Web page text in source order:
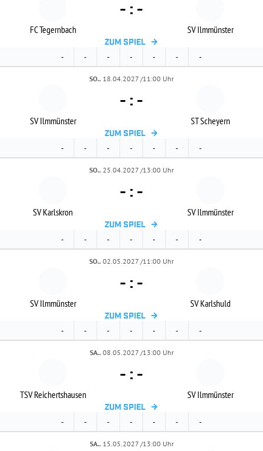
FC Tegernbach
- : -
SV Ilmmünster
ZUM SPIEL
- - - - - - -
SO.. 18.04.2027 /11:00 Uhr
SV Ilmmünster
- : -
ST Scheyern
ZUM SPIEL
- - - - - - -
SO.. 25.04.2027 /13:00 Uhr
SV Karlskron
- : -
SV Ilmmünster
ZUM SPIEL
- - - - - - -
SO.. 02.05.2027 /11:00 Uhr
SV Ilmmünster
- : -
SV Karlshuld
ZUM SPIEL
- - - - - - -
SA.. 08.05.2027 /13:00 Uhr
TSV Reichertshausen
- : -
SV Ilmmünster
ZUM SPIEL
- - - - - - -
SA.. 15.05.2027 /13:00 Uhr